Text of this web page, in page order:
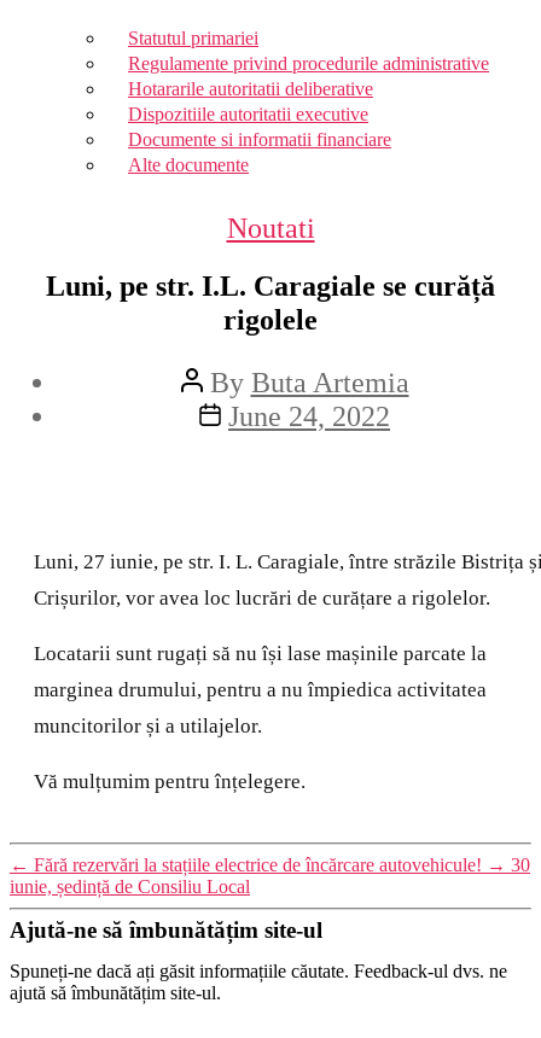
Statutul primariei
Regulamente privind procedurile administrative
Hotararile autoritatii deliberative
Dispozitiile autoritatii executive
Documente si informatii financiare
Alte documente
Categories
Noutati
Luni, pe str. I.L. Caragiale se curăță
rigolele
Post
author
By Buta Artemia
PostJune 24, 2022
Luni, 27 iunie, pe str. I. L. Caragiale, între străzile Bistrița
Crișurilor, vor avea loc lucrări de curățare a rigolelor.
Locatarii sunt rugați să nu își lase mașinile parcate la
marginea drumului, pentru a nu împiedica activitatea
muncitorilor și a utilajelor.
Vă mulțumim pentru înțelegere.
← Fără rezervări la stațiile electrice de încărcare autovehicule! → 30
iunie, ședință de Consiliu Local
Ajută-ne să îmbunătățim site-ul
Spuneți-ne dacă ați găsit informațiile căutate. Feedback-ul dvs. ne
ajută să îmbunătățim site-ul.